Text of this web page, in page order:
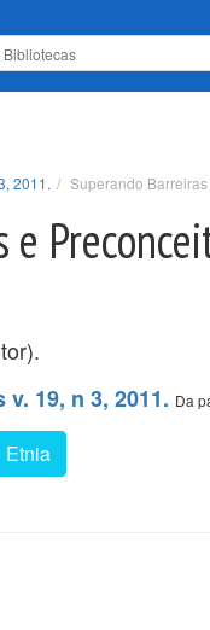
2011. Superando
e
19, n 3, 2011. Da
Etnia